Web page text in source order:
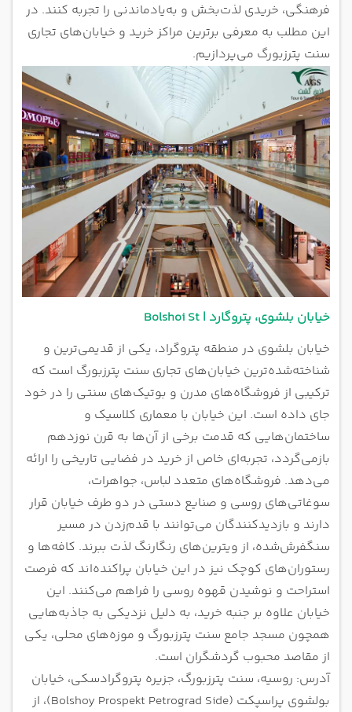
فرهنگی، خریدی لذت‌بخش و به‌یادماندنی را تجربه کنند. در
این مطلب به معرفی برترین مراکز خرید و خیابان‌های تجاری
سنت پترزبورگ می‌پردازیم.
خیابان بلشوی، پتروگارد | Bolshoi St
خیابان بلشوی در منطقه پتروگراد، یکی از قدیمی‌ترین و
شناخته‌شده‌ترین خیابان‌های تجاری سنت پترزبورگ است که
ترکیبی از فروشگاه‌های مدرن و بوتیک‌های سنتی را در خود
جای داده است. این خیابان با معماری کلاسیک و
ساختمان‌هایی که قدمت برخی از آن‌ها به قرن نوزدهم
بازمی‌گردد، تجربه‌ای خاص از خرید در فضایی تاریخی را ارائه
می‌دهد. فروشگاه‌های متعدد لباس، جواهرات،
سوغاتی‌های روسی و صنایع دستی در دو طرف خیابان قرار
دارند و بازدیدکنندگان می‌توانند با قدم‌زدن در مسیر
سنگفرش‌شده، از ویترین‌های رنگارنگ لذت ببرند. کافه‌ها و
رستوران‌های کوچک نیز در این خیابان پراکنده‌اند که فرصت
استراحت و نوشیدن قهوه روسی را فراهم می‌کنند. این
خیابان علاوه بر جنبه خرید، به دلیل نزدیکی به جاذبه‌هایی
همچون مسجد جامع سنت پترزبورگ و موزه‌های محلی، یکی
از مقاصد محبوب گردشگران است.
آدرس: روسیه، سنت پترزبورگ، جزیره پتروگرادسکی، خیابان
بولشوی پراسپکت (Bolshoy Prospekt Petrograd Side)، از